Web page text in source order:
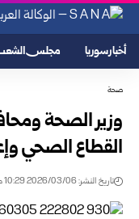
أخبار سوريا مجلس
صحة
وزير الصحة
القطاع الصحي
تاريخ النشر: 2026/03/06 10:29 صباحًا